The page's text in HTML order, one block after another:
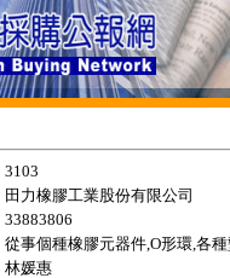
3103
田力橡膠工業股份有限公司
33883806
從事個種橡膠元器件,O形環,各
林媛惠